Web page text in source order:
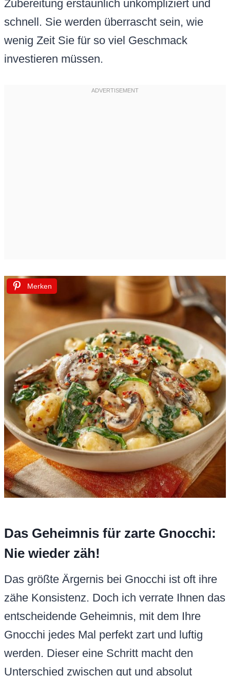
Zubereitung erstaunlich unkompliziert und
schnell. Sie werden überrascht sein, wie
wenig Zeit Sie für so viel Geschmack
investieren müssen.
Merken
Das Geheimnis für zarte Gnocchi:
Nie wieder zäh!
Das größte Ärgernis bei Gnocchi ist oft ihre
zähe Konsistenz. Doch ich verrate Ihnen das
entscheidende Geheimnis, mit dem Ihre
Gnocchi jedes Mal perfekt zart und luftig
werden. Dieser eine Schritt macht den
Unterschied zwischen gut und absolut